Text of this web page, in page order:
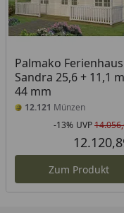
Palmako Ferienhaus
Sandra 25,6 + 11,1
44 mm
12.121 Münzen
-13% UVP
Zum Produkt